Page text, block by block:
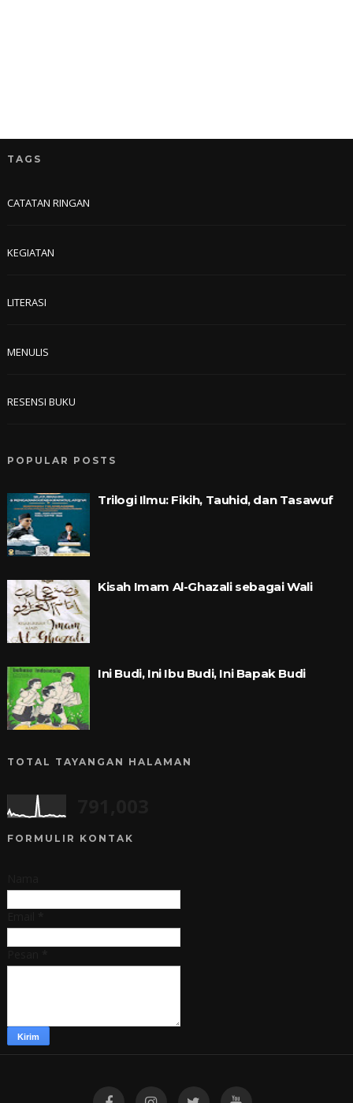
TAGS
CATATAN RINGAN
KEGIATAN
LITERASI
MENULIS
RESENSI BUKU
POPULAR POSTS
Trilogi Ilmu: Fikih, Tauhid, dan Tasawuf
Kisah Imam Al-Ghazali sebagai Wali
Ini Budi, Ini Ibu Budi, Ini Bapak Budi
TOTAL TAYANGAN HALAMAN
FORMULIR KONTAK